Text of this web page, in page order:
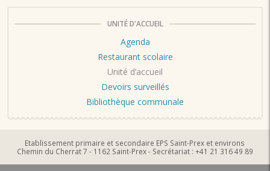
UNITÉ D'ACCUEIL
Agenda
Restaurant scolaire
Unité d’accueil
Devoirs surveillés
Bibliothèque communale
Etablissement primaire et secondaire EPS Saint-Prex et environs
Chemin du Cherrat 7 - 1162 Saint-Prex - Secrétariat : +41 21 316 49 89